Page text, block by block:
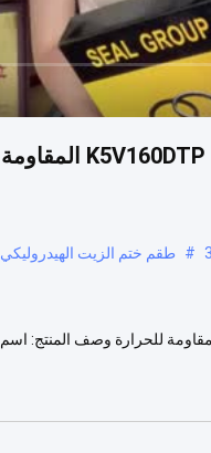
# طقم ختم الزيت الهيدروليكي HALLITE